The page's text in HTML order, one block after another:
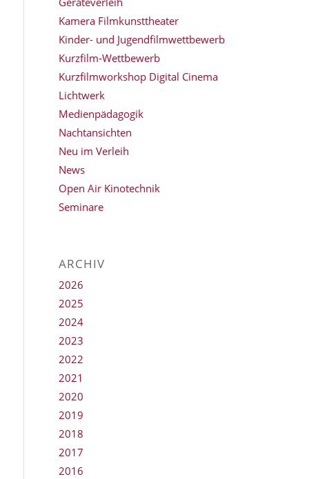
Kamera Filmkunsttheater
Kinder- und Jugendfilmwettbewerb
Kurzfilm-Wettbewerb
Kurzfilmworkshop Digital Cinema
Lichtwerk
Medienpädagogik
Nachtansichten
Neu im Verleih
News
Open Air Kinotechnik
Seminare
ARCHIV
2026
2025
2024
2023
2022
2021
2020
2019
2018
2017
2016